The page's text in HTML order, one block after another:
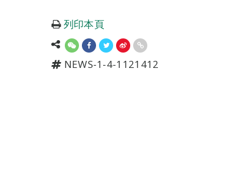
列印本頁
NEWS-1-4-1121412